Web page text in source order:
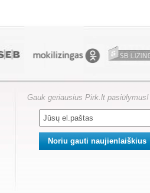
Gauk geriausius Pirk.lt pasiūlymus!